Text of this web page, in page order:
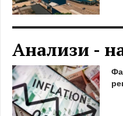
Анализи -